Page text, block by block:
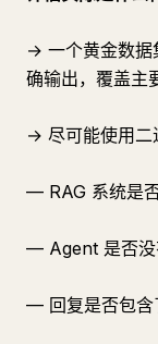
→ 一个黄金数据
确输出，覆盖主
→ 尽可能使用二
— RAG 系统是
— Agent 是否没
— 回复是否包含